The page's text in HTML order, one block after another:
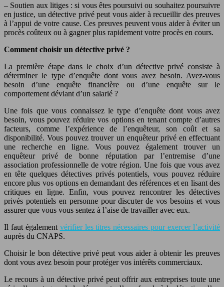
– Soutien aux litiges : si vous êtes poursuivi ou souhaitez poursuivre
en justice, un détective privé peut vous aider à recueillir des preuves
à l’appui de votre cause. Ces preuves peuvent vous aider à éviter un
procès coûteux ou à gagner plus rapidement votre procès en cours.
Comment choisir un détective privé ?
La première étape dans le choix d’un détective privé consiste à
déterminer le type d’enquête dont vous avez besoin. Avez-vous
besoin d’une enquête financière ou d’une enquête sur le
comportement déviant d’un salarié ?
Une fois que vous connaissez le type d’enquête dont vous avez
besoin, vous pouvez réduire vos options en tenant compte d’autres
facteurs, comme l’expérience de l’enquêteur, son coût et sa
disponibilité. Vous pouvez trouver un enquêteur privé en effectuant
une recherche en ligne. Vous pouvez également trouver un
enquêteur privé de bonne réputation par l’entremise d’une
association professionnelle de votre région. Une fois que vous avez
en tête quelques détectives privés potentiels, vous pouvez réduire
encore plus vos options en demandant des références et en lisant des
critiques en ligne. Enfin, vous pouvez rencontrer les détectives
privés potentiels en personne pour discuter de vos besoins et vous
assurer que vous vous sentez à l’aise de travailler avec eux.
Il faut également vérifier les titres nécessaires pour exercer l’activité
auprès du CNAPS.
Choisir le bon détective privé peut vous aider à obtenir les preuves
dont vous avez besoin pour protéger vos intérêts commerciaux.
Le recours à un détective privé peut offrir aux entreprises toute une